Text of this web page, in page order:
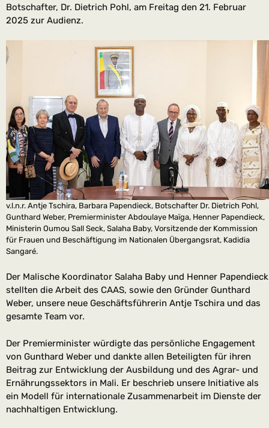
Botschafter, Dr. Dietrich Pohl, am Freitag den 21. Februar
2025 zur Audienz.
v.l.n.r. Antje Tschira, Barbara Papendieck, Botschafter Dr. Dietrich Pohl,
Gunthard Weber, Premierminister Abdoulaye Maïga, Henner Papendieck,
Ministerin Oumou Sall Seck, Salaha Baby, Vorsitzende der Kommission
für Frauen und Beschäftigung im Nationalen Übergangsrat, Kadidia
Sangaré.
Der Malische Koordinator Salaha Baby und Henner Papendieck
stellten die Arbeit des CAAS, sowie den Gründer Gunthard
Weber, unsere neue Geschäftsführerin Antje Tschira und das
gesamte Team vor.
Der Premierminister würdigte das persönliche Engagement
von Gunthard Weber und dankte allen Beteiligten für ihren
Beitrag zur Entwicklung der Ausbildung und des Agrar- und
Ernährungssektors in Mali. Er beschrieb unsere Initiative als
ein Modell für internationale Zusammenarbeit im Dienste der
nachhaltigen Entwicklung.